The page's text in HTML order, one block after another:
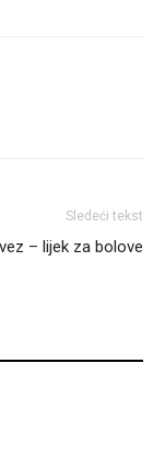
Sledeći tekst
– lijek za bolove